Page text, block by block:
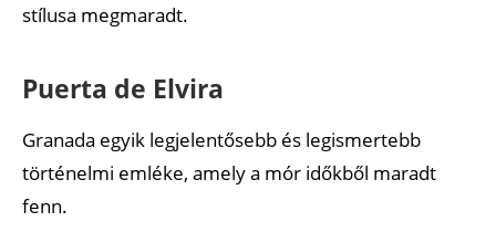
stílusa megmaradt.
Puerta de Elvira
Granada egyik legjelentősebb és legismertebb
történelmi emléke, amely a mór időkből maradt
fenn.